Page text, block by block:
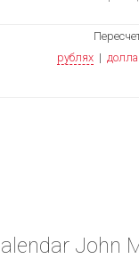
рублях |
John